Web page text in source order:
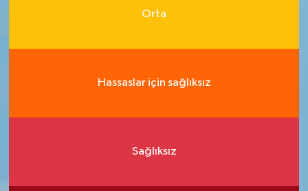
Orta
Hassaslar için sağlıksız
Sağlıksız